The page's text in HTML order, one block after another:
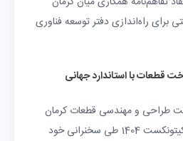
برای راه‌اندازی دفتر توسعه فناوری
قطعات با استاندارد جهانی
طراحی و مهندسی قطعات کرمان
خودرو (کادک)، در رویداد کیتونکست 1404 طی سخنرانی خود